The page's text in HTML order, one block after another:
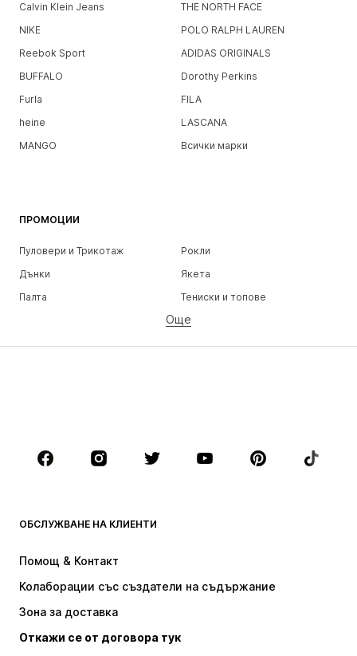
Calvin Klein Jeans
THE NORTH FACE
NIKE
POLO RALPH LAUREN
Reebok Sport
ADIDAS ORIGINALS
BUFFALO
Dorothy Perkins
Furla
FILA
heine
LASCANA
MANGO
Всички марки
ПРОМОЦИИ
Пуловери и Трикотаж
Рокли
Дънки
Якета
Палта
Тениски и топове
Бельо
Поли
Блузи и туники
Аксесоари
Premium
НОВО
Пуловери и Трикотаж
Бельо
Палта
Поли
Още
ОБСЛУЖВАНЕ НА КЛИЕНТИ
Помощ & Контакт
Колаборации със създатели на съдържание
Зона за доставка
Откажи се от договора тук